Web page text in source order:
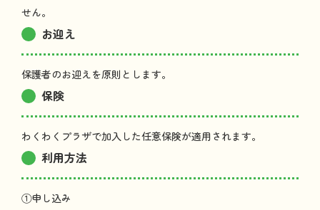
せん。
お迎え
保護者のお迎えを原則 とします。
保険
わくわくプラザで加入 した任意保険が適用されます。
利用方法
①申 し込み